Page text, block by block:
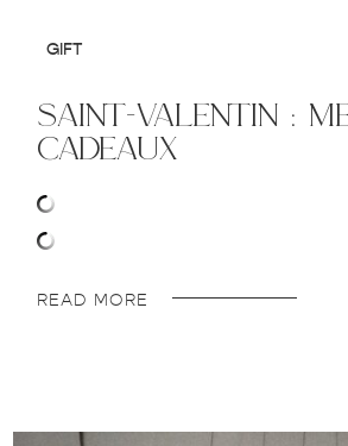
GIFT
saint-valentin :
cadeaux
READ MORE